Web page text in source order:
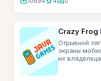
Crazy Frog
Отрывной
экраны
их